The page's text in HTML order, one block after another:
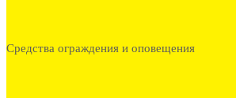
Средства ограждения и оповещения